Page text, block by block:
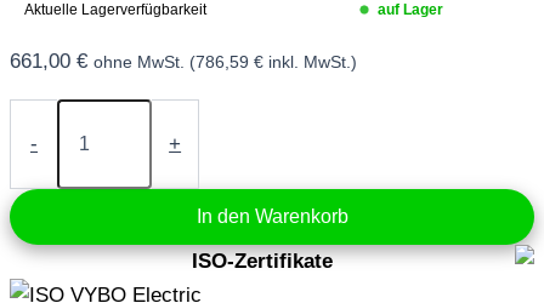
Aktuelle Lagerverfügbarkeit
auf Lager
661,00 € ohne MwSt. (786,59 € inkl. MwSt.)
-
Frequenzumrichter
kW
400V
(A550
Plus-
4T0150)
Menge
+
In den Warenkorb
ISO-Zertifikate